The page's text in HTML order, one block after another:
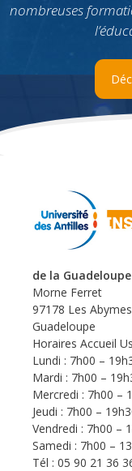
nombreuses
de la Guadeloupe
Morne Ferret
97178 Les
Guadeloupe
Horaires Accueil
Lundi : 7h00 –
Mardi : 7h00 –
Mercredi : 7h00 –
Jeudi : 7h00 –
Vendredi : 7h00 –
Samedi : 7h00 –
Tél : 05 90 21 36